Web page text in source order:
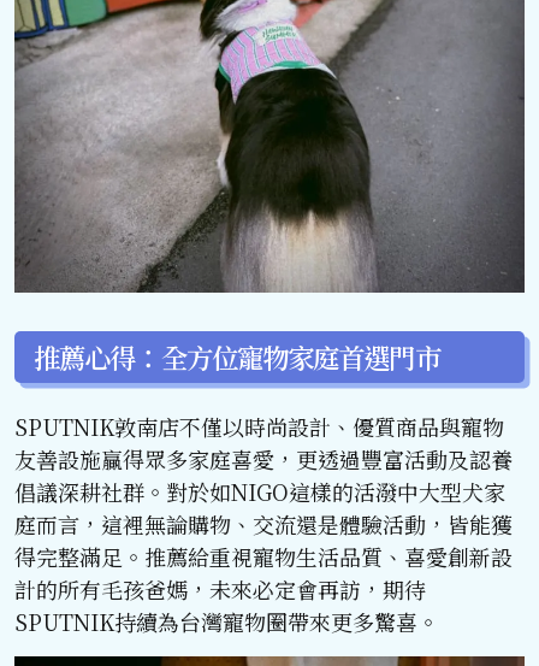
推薦心得：全方位寵物家庭首選門市
SPUTNIK敦南店不僅以時尚設計、優質商品與寵物
友善設施贏得眾多家庭喜愛，更透過豐富活動及認養
倡議深耕社群。對於如NIGO這樣的活潑中大型犬家
庭而言，這裡無論購物、交流還是體驗活動，皆能獲
得完整滿足。推薦給重視寵物生活品質、喜愛創新設
計的所有毛孩爸媽，未來必定會再訪，期待
SPUTNIK持續為台灣寵物圈帶來更多驚喜。